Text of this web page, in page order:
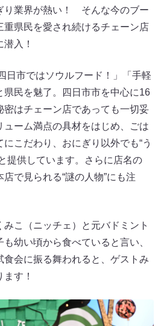
り業界が熱い！ そんな今のブー
重県民を愛され続けるチェーン店
潜入！
日市ではソウルフード！」「手軽
県民を魅了。四日市市を中心に16
密はチェーン店であっても一切妥
ーム満点の具材をはじめ、ごは
こだわり、おにぎり以外でも“う
提供しています。さらに店名の
店で見られる“謎の人物”にも注
こ（ニッチェ）と元バドミント
幼い頃から食べていると言い、
食会に振る舞われると、ゲストみ
す！